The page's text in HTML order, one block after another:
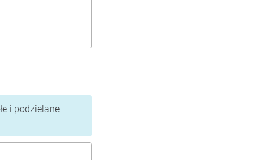
i podzielane